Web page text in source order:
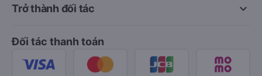
keyboard_arrow_down
Trở thành đối tác
Đối tác thanh toán